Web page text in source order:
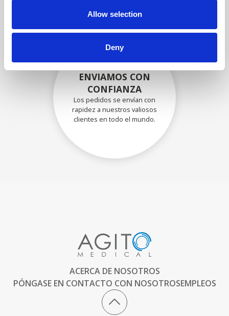
Allow selection
Deny
ENVIAMOS CON
CONFIANZA
Los pedidos se envían con
rapidez a nuestros valiosos
clientes en todo el mundo.
ACERCA DE NOSOTROS
PÓNGASE EN CONTACTO CON NOSOTROSEMPLEOS